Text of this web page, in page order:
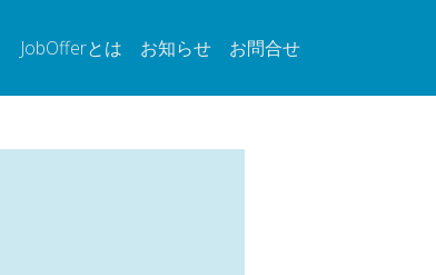
JobOfferとは お知らせ お問合せ